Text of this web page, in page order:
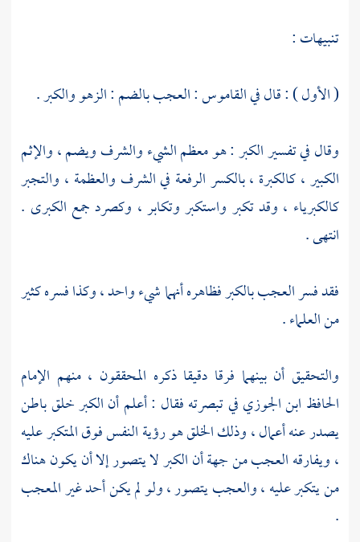
تنبيهات :
( الأول ) : قال في القاموس : العجب بالضم : الزهو والكبر .
وقال في تفسير الكبر : هو معظم الشيء والشرف ويضم ، والإثم
الكبير ، كالكبرة ، بالكسر الرفعة في الشرف والعظمة ، والتجبر
كالكبرياء ، وقد تكبر واستكبر وتكابر ، وكصرد جمع الكبرى .
انتهى .
فقد فسر العجب بالكبر فظاهره أنهما شيء واحد ، وكذا فسره كثير
من العلماء .
والتحقيق أن بينهما فرقا دقيقا ذكره المحققون ، منهم الإمام
الحافظ ابن الجوزيفي تبصرته فقال : أعلم أن الكبر خلق باطن
يصدر عنه أعمال ، وذلك الخلق هو رؤية النفس فوق المتكبر عليه
، ويفارقه العجب من جهة أن الكبر لا يتصور إلا أن يكون هناك
من يتكبر عليه ، والعجب يتصور ، ولو لم يكن أحد غير المعجب
.